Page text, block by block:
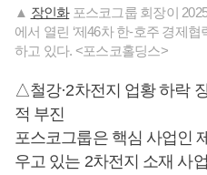
▲ 장인화포스코그룹 회장이
에서 열린 ‘제46차 한-호주 경제
하고 있다. <포스코홀딩스>
△철강·2차전지 업황 하락
적 부진
포스코그룹은 핵심 사업인
우고 있는 2차전지 소재 사